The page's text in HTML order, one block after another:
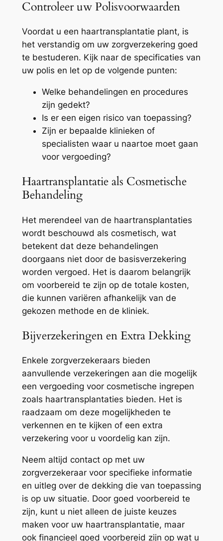
Controleer uw Polisvoorwaarden
Voordat u een haartransplantatie plant, is
het verstandig om uw zorgverzekering goed
te bestuderen. Kijk naar de specificaties van
uw polis en let op de volgende punten:
Welke behandelingen en procedures
zijn gedekt?
Is er een eigen risico van toepassing?
Zijn er bepaalde klinieken of
specialisten waar u naartoe moet gaan
voor vergoeding?
Haartransplantatie als Cosmetische
Behandeling
Het merendeel van de haartransplantaties
wordt beschouwd als cosmetisch, wat
betekent dat deze behandelingen
doorgaans niet door de basisverzekering
worden vergoed. Het is daarom belangrijk
om voorbereid te zijn op de totale kosten,
die kunnen variëren afhankelijk van de
gekozen methode en de kliniek.
Bijverzekeringen en Extra Dekking
Enkele zorgverzekeraars bieden
aanvullende verzekeringen aan die mogelijk
een vergoeding voor cosmetische ingrepen
zoals haartransplantaties bieden. Het is
raadzaam om deze mogelijkheden te
verkennen en te kijken of een extra
verzekering voor u voordelig kan zijn.
Neem altijd contact op met uw
zorgverzekeraar voor specifieke informatie
en uitleg over de dekking die van toepassing
is op uw situatie. Door goed voorbereid te
zijn, kunt u niet alleen de juiste keuzes
maken voor uw haartransplantatie, maar
ook financieel goed voorbereid zijn op wat u